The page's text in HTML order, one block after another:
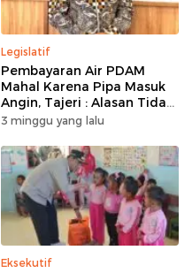
Legislatif
Pembayaran Air PDAM
Mahal Karena Pipa Masuk
Angin, Tajeri : Alasan Tidak
Masuk Akal
3 minggu yang lalu
Eksekutif